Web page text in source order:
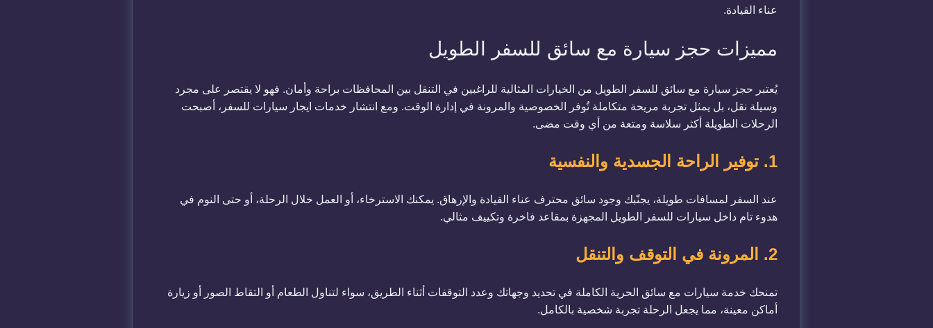
عناء القيادة.
مميزات حجز سيارة مع سائق للسفر الطويل
يُعتبر حجز سيارة مع سائق للسفر الطويل من الخيارات المثالية للراغبين في التنقل بين المحافظات براحة وأمان. فهو لا يقتصر على مجرد
وسيلة نقل، بل يمثل تجربة مريحة متكاملة تُوفر الخصوصية والمرونة في إدارة الوقت. ومع انتشار خدمات ايجار سيارات للسفر، أصبحت
الرحلات الطويلة أكثر سلاسة ومتعة من أي وقت مضى.
1. توفير الراحة الجسدية والنفسية
عند السفر لمسافات طويلة، يجنّبك وجود سائق محترف عناء القيادة والإرهاق. يمكنك الاسترخاء، أو العمل خلال الرحلة، أو حتى النوم في
هدوء تام داخل سيارات للسفر الطويل المجهزة بمقاعد فاخرة وتكييف مثالي.
2. المرونة في التوقف والتنقل
تمنحك خدمة سيارات مع سائق الحرية الكاملة في تحديد وجهاتك وعدد التوقفات أثناء الطريق، سواء لتناول الطعام أو التقاط الصور أو زيارة
أماكن معينة، مما يجعل الرحلة تجربة شخصية بالكامل.